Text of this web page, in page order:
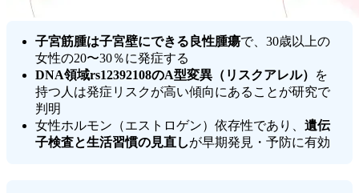
子宮筋腫は子宮壁にできる良性腫瘍で、30歳以上の
女性の20〜30％に発症する
DNA領域rs12392108のA型変異（リスクアレル）
を
持つ人は発症リスクが高い傾向にあることが研究で
判明
女性ホルモン（エストロゲン）依存性であり、 遺伝
子検査と生活習慣の見直しが早期発見・予防に有効